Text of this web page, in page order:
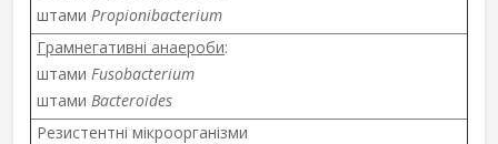
штами Propionibacterium
Грамнегативні анаероби:
штами Fusobacterium
штами Bacteroides
Резистентні мікроорганізми